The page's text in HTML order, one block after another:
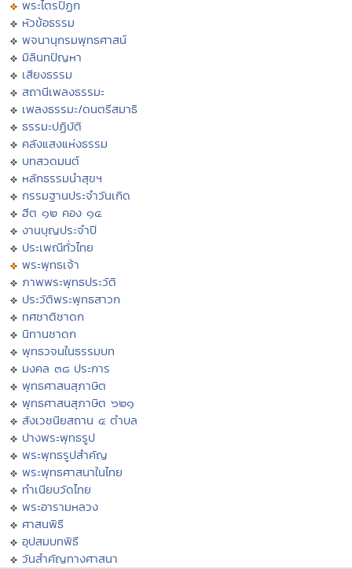
พระไตรปิฏก
หัวข้อธรรม
พจนานุกรมพุทธศาสน์
มิลินทปัญหา
เสียงธรรม
สถานีเพลงธรรมะ
เพลงธรรมะ/ดนตรีสมาธิ
ธรรมะปฏิบัติ
คลังแสงแห่งธรรม
บทสวดมนต์
หลักธรรมนำสุขฯ
กรรมฐานประจำวันเกิด
ฮีต ๑๒ คอง ๑๔
งานบุญประจำปี
ประเพณีทั่วไทย
พระพุทธเจ้า
ภาพพระพุทธประวัติ
ประวัติพระพุทธสาวก
ทศชาติชาดก
นิทานชาดก
พุทธวจนในธรรมบท
มงคล ๓๘ ประการ
พุทธศาสนสุภาษิต
พุทธศาสนสุภาษิต ๖๒๑
สังเวชนียสถาน ๔ ตำบล
ปางพระพุทธรูป
พระพุทธรูปสำคัญ
พระพุทธศาสนาในไทย
ทำเนียบวัดไทย
พระอารามหลวง
ศาสนพิธี
อุปสมบทพิธี
วันสำคัญทางศาสนา